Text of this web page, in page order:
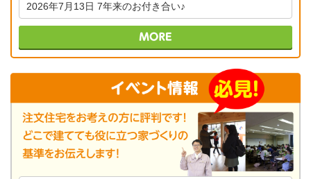
2026年7月13日 7年来のお付き合い♪